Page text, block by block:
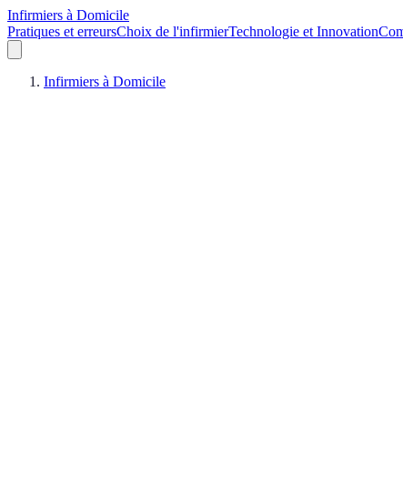
Infirmiers à Domicile
Pratiques et erreursChoix de l'infirmierTechnologie et Innovation
Infirmiers à Domicile